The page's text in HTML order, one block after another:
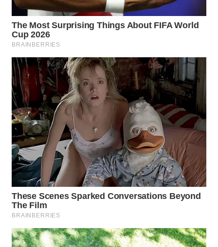
WN
PRIANGAN
TIMUR
SEMARANG
WN
SOLO
WN
BOROBUDUR
WN
MADURA
WN
SURABAYA
WN
NATUNA